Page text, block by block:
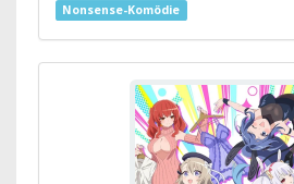
Nonsense-Komödie